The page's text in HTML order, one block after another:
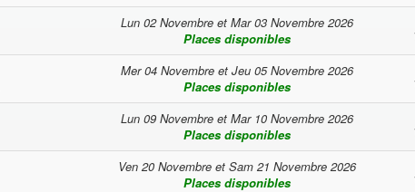
Lun 02 Novembreet Mar 03 Novembre 2026
Places disponibles
Mer 04 Novembreet Jeu 05 Novembre 2026
Places disponibles
Lun 09 Novembreet Mar 10 Novembre 2026
Places disponibles
Ven 20 Novembreet Sam 21 Novembre 2026
Places disponibles